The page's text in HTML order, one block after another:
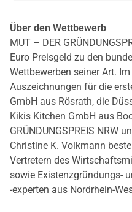
Über den Wettbewerb
MUT – DER
Euro Preisgeld zu den
Wettbewerben seiner Art.
Auszeichnungen für die
GmbH aus Rösrath, die
Kikis Kitchen GmbH aus
GRÜNDUNGSPREIS NRW
Christine K. Volkmann
Vertretern des
sowie Existenzgründungs-
-experten aus Nordrhein-